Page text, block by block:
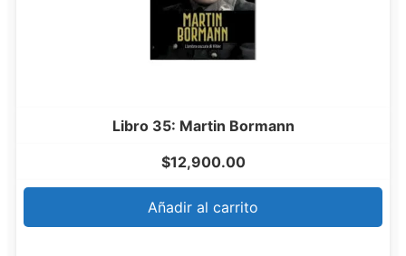
Libro 35: Martin Bormann
$12,900.00
Añadir al carrito